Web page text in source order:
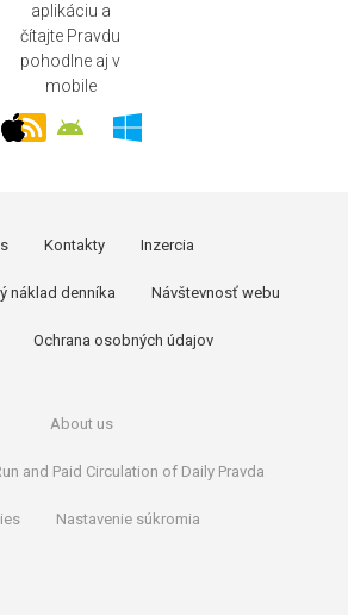
aplikáciu a
čítajte Pravdu
pohodlne aj v
mobile
Kontakty Inzercia
náklad denníka Návštevnosť webu
Ochrana osobných údajov
About us
and Paid Circulation of Daily Pravda
Nastavenie súkromia